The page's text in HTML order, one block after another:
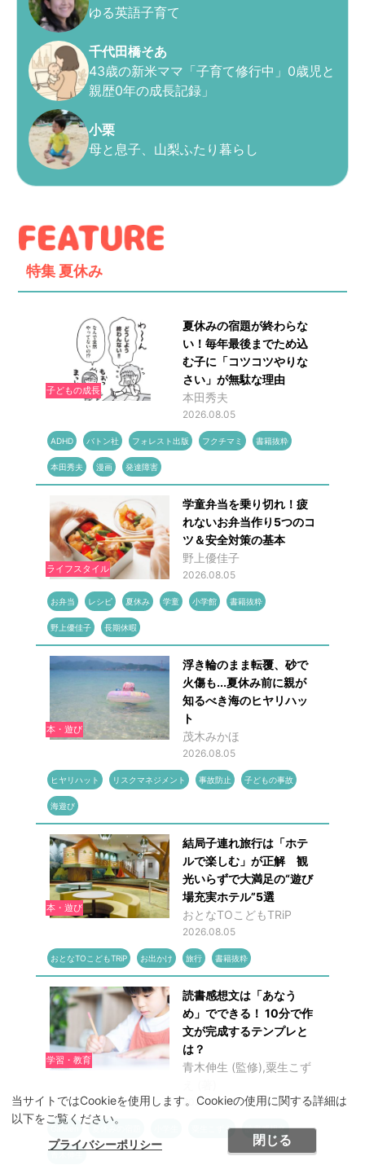
当サイトではCookieを使用します。Cookieの使用に関する詳細は
以下をご覧ください。
プライバシーポリシー
閉じる
ゆる英語子育て
千代田橋そあ
43歳の新米ママ「子育て修行中」0歳児と
親歴0年の成長記録」
小栗
母と息子、山梨ふたり暮らし
特集 夏休み
子どもの成長
夏休みの宿題が終わらな
い！毎年最後までため込
む子に「コツコツやりな
さい」が無駄な理由
本田秀夫
2026.08.05
ADHD バトン社 フォレスト出版 フクチマミ 書籍抜粋
本田秀夫 漫画 発達障害
ライフスタイル
学童弁当を乗り切れ！疲
れないお弁当作り5つのコ
ツ＆安全対策の基本
野上優佳子
2026.08.05
お弁当 レシピ 夏休み 学童 小学館 書籍抜粋
野上優佳子 長期休暇
本・遊び
浮き輪のまま転覆、砂で
火傷も...夏休み前に親が
知るべき海のヒヤリハッ
ト
茂木みかほ
2026.08.05
ヒヤリハット リスクマネジメント 事故防止 子どもの事故
海遊び
本・遊び
結局子連れ旅行は「ホテ
ルで楽しむ」が正解 観
光いらずで大満足の“遊び
場充実ホテル”5選
おとなTOこどもTRiP
2026.08.05
おとなTOこどもTRiP お出かけ 旅行 書籍抜粋
学習・教育
読書感想文は「あなう
め」でできる！ 10分で作
文が完成するテンプレと
は？
青木伸生 (監修),粟生こず
2026.08.05
Gakken 粟生こずえ 読書感想文